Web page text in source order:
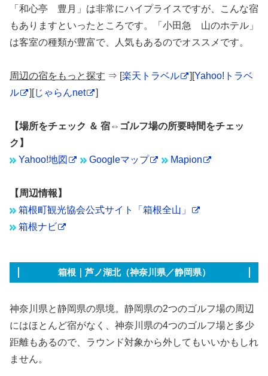
「和心亭 豊月」は非常にハイプライスですが、こんな宿
もありますといったところです。「小田急 山のホテル」
は客室の種類が豊富で、人気もあるのでオススメです。
周辺の宿をもっと探す ⇒ [楽天トラベル ][Yahoo!トラベ
ル
][じゃらんnet ]
【場所をチェック ＆ 宿⇔ゴルフ場の所要時間をチェッ
ク】
Yahoo!地図
Googleマップ Mapion
【周辺情報】
箱根町観光協会公式サイト「箱根全山」
箱根ナビ
箱根｜芦ノ湖北（神奈川県／静岡県）
神奈川県と静岡県の県境。静岡県の2つのゴルフ場の周辺
にはほとんど宿がなく、神奈川県の4つのゴルフ場と多少
距離もあるので、ラウンド対象から外してもいいかもしれ
ません。